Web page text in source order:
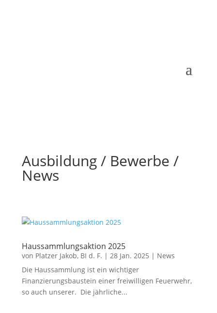
Ausbildung / Bewerbe /
News
Haussammlungsaktion 2025
von Platzer Jakob, BI d. F. | 28 Jan. 2025 | News
Die Haussammlung ist ein wichtiger
Finanzierungsbaustein einer freiwilligen Feuerwehr,
so auch unserer. Die jährliche...